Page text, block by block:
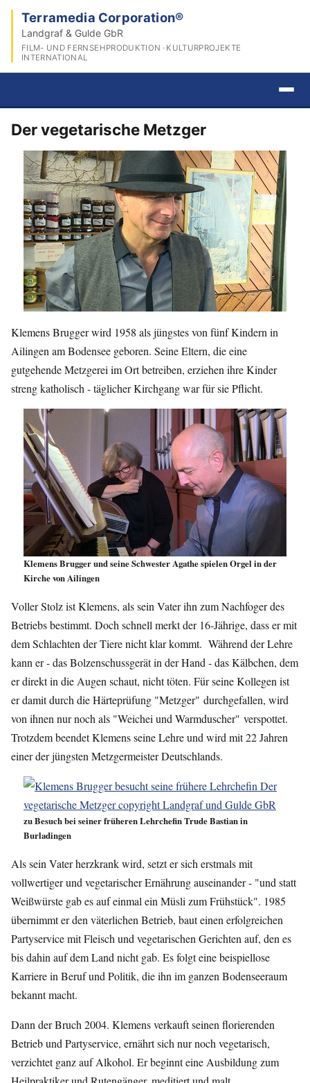
Terramedia Corporation®
Landgraf & Gulde GbR
FILM- UND FERNSEHPRODUKTION · KULTURPROJEKTE
INTERNATIONAL
Der vegetarische Metzger
Klemens Brugger wird 1958 als jüngstes von fünf Kindern in
Ailingen am Bodensee geboren. Seine Eltern, die eine
gutgehende Metzgerei im Ort betreiben, erziehen ihre Kinder
streng katholisch - täglicher Kirchgang war für sie Pflicht.
Klemens Brugger und seine Schwester Agathe spielen Orgel in der
Kirche von Ailingen
Voller Stolz ist Klemens, als sein Vater ihn zum Nachfoger des
Betriebs bestimmt. Doch schnell merkt der 16-Jährige, dass er mit
dem Schlachten der Tiere nicht klar kommt. Während der Lehre
kann er - das Bolzenschussgerät in der Hand - das Kälbchen, dem
er direkt in die Augen schaut, nicht töten. Für seine Kollegen ist
er damit durch die Härteprüfung "Metzger" durchgefallen, wird
von ihnen nur noch als "Weichei und Warmduscher" verspottet.
Trotzdem beendet Klemens seine Lehre und wird mit 22 Jahren
einer der jüngsten Metzgermeister Deutschlands.
zu Besuch bei seiner früheren Lehrchefin Trude Bastian in
Burladingen
Als sein Vater herzkrank wird, setzt er sich erstmals mit
vollwertiger und vegetarischer Ernährung auseinander - "und statt
Weißwürste gab es auf einmal ein Müsli zum Frühstück". 1985
übernimmt er den väterlichen Betrieb, baut einen erfolgreichen
Partyservice mit Fleisch und vegetarischen Gerichten auf, den es
bis dahin auf dem Land nicht gab. Es folgt eine beispiellose
Karriere in Beruf und Politik, die ihn im ganzen Bodenseeraum
bekannt macht.
Dann der Bruch 2004. Klemens verkauft seinen florierenden
Betrieb und Partyservice, ernährt sich nur noch vegetarisch,
verzichtet ganz auf Alkohol. Er beginnt eine Ausbildung zum